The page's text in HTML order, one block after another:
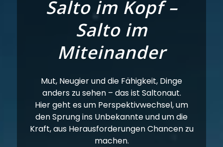
Salto im Kopf –
Salto im
Miteinander
Mut, Neugier und die Fähigkeit, Dinge
anders zu sehen – das ist Saltonaut.
Hier geht es um Perspektivwechsel, um
den Sprung ins Unbekannte und um die
Kraft, aus Herausforderungen Chancen zu
machen.